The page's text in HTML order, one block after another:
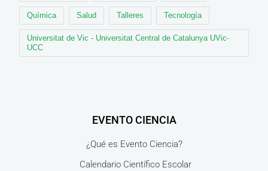
Química Salud Talleres Tecnología
Universitat de Vic - Universitat Central de Catalunya UVic-
UCC
EVENTO CIENCIA
¿Qué es Evento Ciencia?
Calendario Científico Escolar